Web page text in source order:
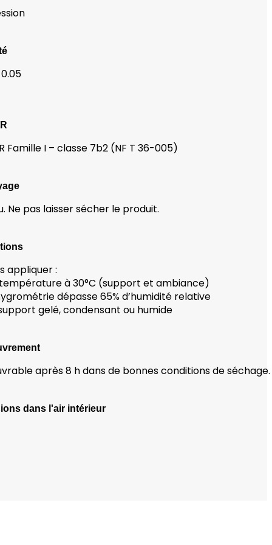
Famille I – classe 7b2 (NF T 36-005)
Ne pas laisser sécher le produit.
appliquer :
à 30°C (support et ambiance)
dépasse 65% d’humidité relative
gelé, condensant ou humide
après 8 h dans de bonnes conditions de séchage.
dans l'air intérieur